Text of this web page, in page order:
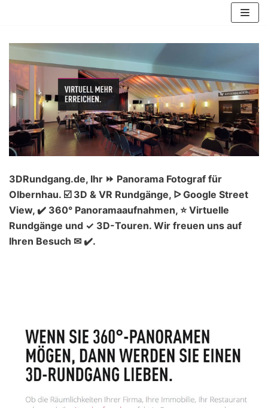
Inhalt
springen
3DRundgang.de, Ihr ⏩ Panorama Fotograf für
Olbernhau. ☑️ 3D & VR Rundgänge, ᐅ Google Street
View, ✔️ 360° Panoramaaufnahmen, ⭐ Virtuelle
Rundgänge und ✓ 3D-Touren. Wir freuen uns auf
Ihren Besuch ✉ ✔️.